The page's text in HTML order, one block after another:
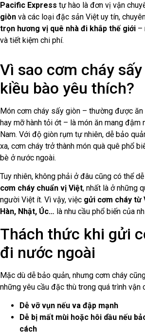
Pacific Express tự hào là đơn vị vận
giòn và các loại đặc sản Việt uy tín,
trọn hương vị quê nhà đi khắp thế giới –
và tiết kiệm chi phí.
Vì sao cơm cháy
kiều bào yêu thích?
Món cơm cháy sấy giòn – thường được ăn
hay mỡ hành tỏi ớt – là món ăn mang đậm
Nam. Với độ giòn rụm tự nhiên, dễ bảo
xa, cơm cháy trở thành món quà quê phổ
bè ở nước ngoài.
Tuy nhiên, không phải ở đâu cũng có thể
cơm cháy chuẩn vị Việt, nhất là ở những
người Việt ít. Vì vậy, việc gửi cơm cháy từ
Hàn, Nhật, Úc… là nhu cầu phổ biến của
Thách thức khi gửi
đi nước ngoài
Mặc dù dễ bảo quản, nhưng cơm cháy
những yêu cầu đặc thù trong quá trình vận
Dễ vỡ vụn nếu va đập mạnh
Dễ bị mất mùi hoặc hôi dầu nếu
cách